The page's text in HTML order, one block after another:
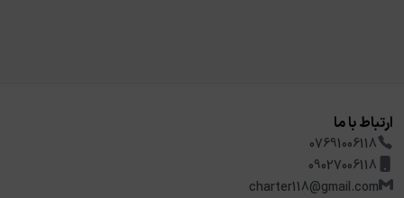
ارتباط با ما
07691006118
09027006118
charter118@gmail.com